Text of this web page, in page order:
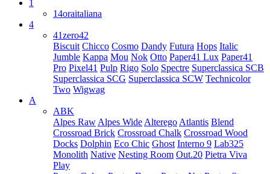
1
14oraitaliana
4
41zero42
Biscuit Chicco Cosmo Dandy Futura Hops Italic
Jumble Kappa Mou Nok Otto Paper41 Lux Paper41
Pro Pixel41 Pulp Rigo Solo Spectre Superclassica SCB
Superclassica SCG Superclassica SCW Technicolor
Two Wigwag
A
ABK
Alpes Raw Alpes Wide Alterego Atlantis Blend
Crossroad Brick Crossroad Chalk Crossroad Wood
Docks Dolphin Eco Chic Ghost Interno 9 Lab325
Monolith Native Nesting Room Out.20 Pietra Viva
Play